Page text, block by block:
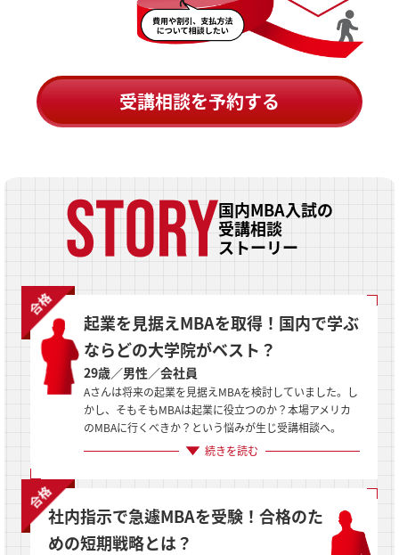
受講相談を予約する
国内MBA入試の
受講相談
ストーリー
起業を見据えMBAを取得！国内で学ぶ
ならどの大学院がベスト？
29歳／男性／会社員
Aさんは将来の起業を見据えMBAを検討していました。し
かし、そもそもMBAは起業に役立つのか？本場アメリカ
のMBAに行くべきか？という悩みが生じ受講相談へ。
続きを読む
社内指示で急遽MBAを受験！合格のた
めの短期戦略とは？